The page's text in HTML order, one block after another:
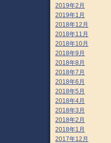
2019年2月
2019年1月
2018年12月
2018年11月
2018年10月
2018年9月
2018年8月
2018年7月
2018年6月
2018年5月
2018年4月
2018年3月
2018年2月
2018年1月
2017年12月